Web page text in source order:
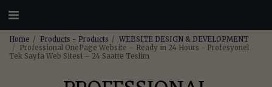
Home Products - Products
WEBSITE DESIGN & DEVELOPMENT
Professional OnePage Website – Ready in 24 Hours - Profesyonel
Tek Sayfa Web Sitesi – 24 Saatte Teslim